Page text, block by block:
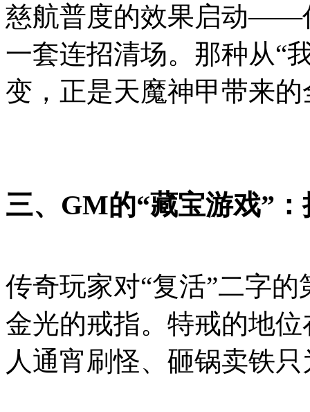
慈航普度的效果启动——
一套连招清场。那种从“
变，正是天魔神甲带来
三、GM的“藏宝游戏”
传奇玩家对“复活”二字
金光的戒指。特戒的地
人通宵刷怪、砸锅卖铁